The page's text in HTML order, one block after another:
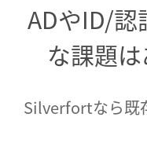
ADやID/認
な課題
Silverfortなら既